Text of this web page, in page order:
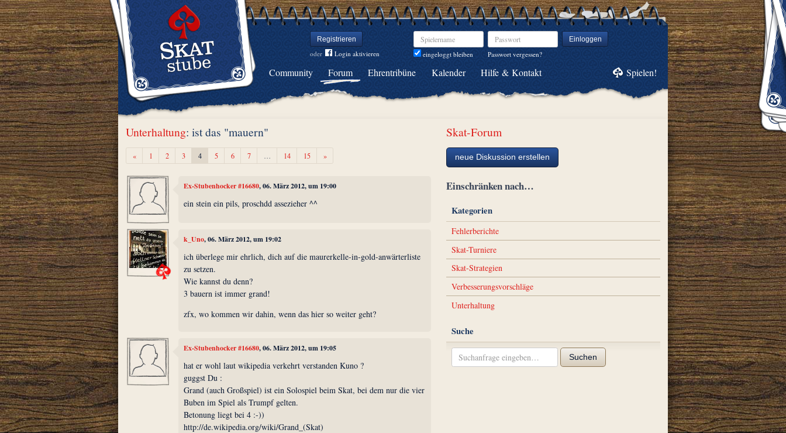
Registrieren
oder Login aktivieren
Spielername
eingeloggt bleiben
Passwort Einloggen
Passwort vergessen?
Community Forum Ehrentribüne Kalender Hilfe & Kontakt Spielen!
Unterhaltung: ist das "mauern"
«Zurück1 2 3 4 5 6 7 … 14 15 »Weiter
Ex-Stubenhocker #16680, 06. März 2012, um 19:00
ein stein ein pils, proschdd assezieher ^^
k_Uno, 06. März 2012, um 19:02
ich überlege mir ehrlich, dich auf die maurerkelle-in-gold-anwärterliste
zu setzen.
Wie kannst du denn?
3 bauern ist immer grand!
zfx, wo kommen wir dahin, wenn das hier so weiter geht?
Ex-Stubenhocker #16680, 06. März 2012, um 19:05
hat er wohl laut wikipedia verkehrt verstanden Kuno ?
guggst Du :
Grand (auch Großspiel) ist ein Solospiel beim Skat, bei dem nur die vier
Buben im Spiel als Trumpf gelten.
Betonung liegt bei 4 :-))
http://de.wikipedia.org/wiki/Grand_(Skat)
Skat-Forum
neue Diskussion erstellen
Einschränken nach…
Kategorien
Fehlerberichte
Skat-Turniere
Skat-Strategien
Verbesserungsvorschläge
Unterhaltung
Suche
Suchen